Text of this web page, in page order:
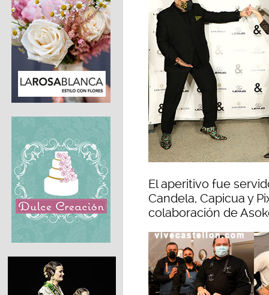
El aperitivo fue
Candela, Capicua y
colaboración de